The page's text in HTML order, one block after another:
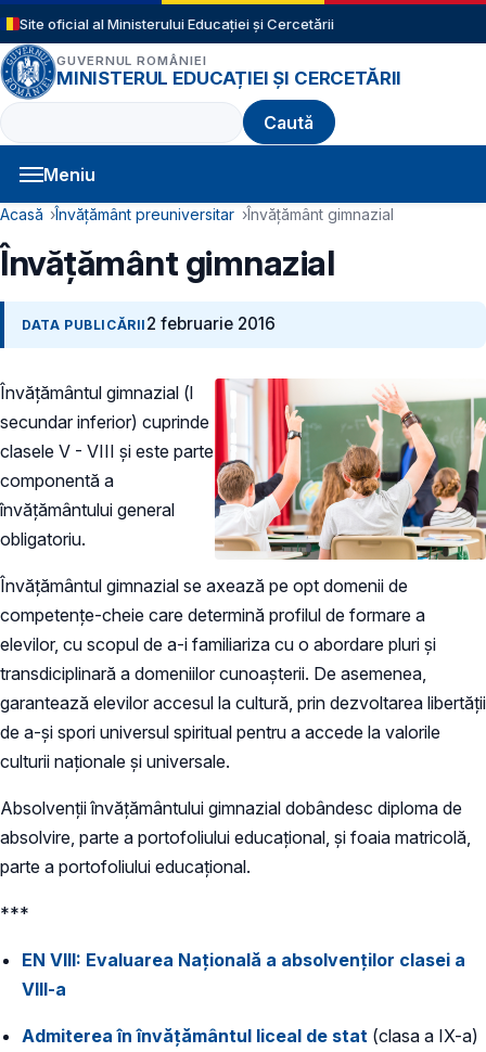
Sari la conținutul principal
Site oficial al Ministerului Educației și Cercetării
GUVERNUL ROMÂNIEI
MINISTERUL EDUCAȚIEI ȘI CERCETĂRII
Caută
Meniu
Navigație principală
Cale de navigare
Acasă Învățământ preuniversitar Învățământ gimnazial
Învățământ gimnazial
DATA PUBLICĂRII 2 februarie 2016
Învățământul gimnazial (l
secundar inferior) cuprinde
clasele V - VIII și este parte
componentă a
învățământului general
obligatoriu.
Învățământul gimnazial se axează pe opt domenii de
competenţe-cheie care determină profilul de formare a
elevilor, cu scopul de a-i familiariza cu o abordare pluri și
transdiciplinară a domeniilor cunoașterii. De asemenea,
garantează elevilor accesul la cultură, prin dezvoltarea libertății
de a-și spori universul spiritual pentru a accede la valorile
culturii naționale și universale.
Absolvenţii învăţământului gimnazial dobândesc diploma de
absolvire, parte a portofoliului educaţional, şi foaia matricolă,
parte a portofoliului educaţional.
***
EN VIII: Evaluarea Națională a absolvenților clasei a
VIII-a
Admiterea în învățământul liceal de stat (clasa a IX-a)